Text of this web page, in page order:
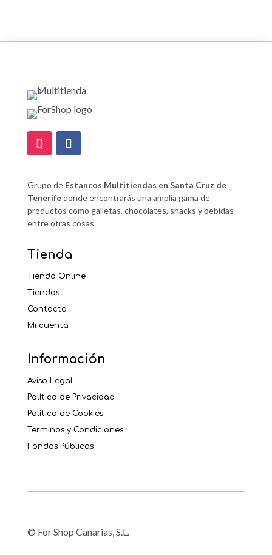
Grupo de Estancos Multitiendas en Santa Cruz de
Tenerifedonde encontrarás una amplia gama de
productos como galletas, chocolates, snacks y bebidas
entre otras cosas.
Tienda
Tienda Online
Tiendas
Contacto
Mi cuenta
Información
Aviso Legal
Política de Privacidad
Política de Cookies
Terminos y Condiciones
Fondos Públicos
© For Shop Canarias, S.L.